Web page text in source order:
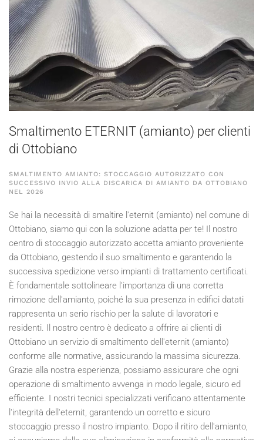
Smaltimento ETERNIT (amianto) per clienti
di Ottobiano
SMALTIMENTO AMIANTO: STOCCAGGIO AUTORIZZATO CON
SUCCESSIVO INVIO ALLA DISCARICA DI AMIANTO DA OTTOBIANO
NEL 2026
Se hai la necessità di smaltire l'eternit (amianto) nel comune di
Ottobiano, siamo qui con la soluzione adatta per te! Il nostro
centro di stoccaggio autorizzato accetta amianto proveniente
da Ottobiano, gestendo il suo smaltimento e garantendo la
successiva spedizione verso impianti di trattamento certificati.
È fondamentale sottolineare l'importanza di una corretta
rimozione dell'amianto, poiché la sua presenza in edifici datati
rappresenta un serio rischio per la salute di lavoratori e
residenti. Il nostro centro è dedicato a offrire ai clienti di
Ottobiano un servizio di smaltimento dell'eternit (amianto)
conforme alle normative, assicurando la massima sicurezza.
Grazie alla nostra esperienza, possiamo assicurare che ogni
operazione di smaltimento avvenga in modo legale, sicuro ed
efficiente. I nostri tecnici specializzati verificano attentamente
l'integrità dell'eternit, garantendo un corretto e sicuro
stoccaggio presso il nostro impianto. Dopo il ritiro dell'amianto,